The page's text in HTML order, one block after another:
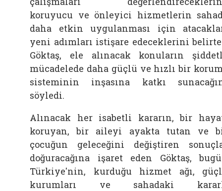
koruyucu ve önleyici hizmetlerin
daha etkin uygulanması için
yeni adımları istişare edeceklerini
Göktaş, ele alınacak konuların
mücadelede daha güçlü ve hızlı bir
sisteminin inşasına katkı
söyledi.
Alınacak her isabetli kararın, bir
koruyan, bir aileyi ayakta tutan ve
çocuğun geleceğini değiştiren
doğuracağına işaret eden Göktaş,
Türkiye'nin, kurduğu hizmet ağı,
kurumları ve sahadaki